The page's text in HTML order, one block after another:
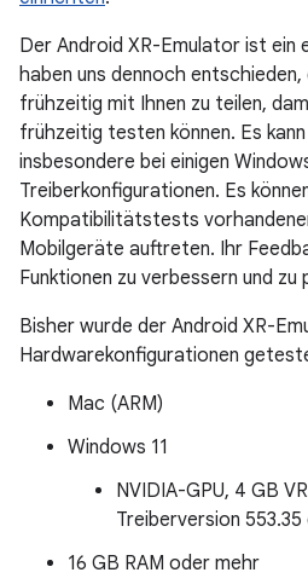
Der Android XR-Emulator ist ein
haben uns dennoch
frühzeitig mit Ihnen zu teilen,
frühzeitig testen können. Es
insbesondere bei einigen
Treiberkonfigurationen. Es
Kompatibilitätstests
Mobilgeräte auftreten. Ihr
Funktionen zu verbessern und zu
Bisher wurde der Android XR-
Hardwarekonfigurationen
Mac (ARM)
Windows 11
NVIDIA-GPU, 4 GB
Treiberversion
16 GB RAM oder mehr